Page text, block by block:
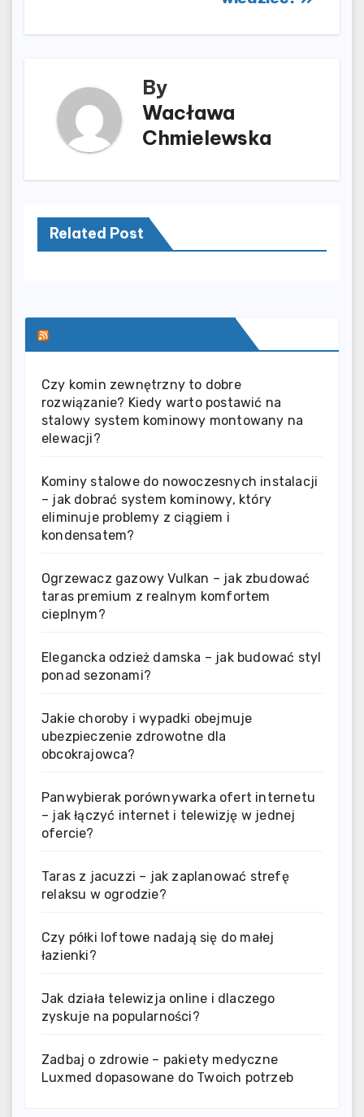
By
Wacława
Chmielewska
Related Post
Czy komin zewnętrzny to dobre
rozwiązanie? Kiedy warto postawić na
stalowy system kominowy montowany na
elewacji?
Kominy stalowe do nowoczesnych instalacji
– jak dobrać system kominowy, który
eliminuje problemy z ciągiem i
kondensatem?
Ogrzewacz gazowy Vulkan – jak zbudować
taras premium z realnym komfortem
cieplnym?
Elegancka odzież damska – jak budować styl
ponad sezonami?
Jakie choroby i wypadki obejmuje
ubezpieczenie zdrowotne dla
obcokrajowca?
Panwybierak porównywarka ofert internetu
– jak łączyć internet i telewizję w jednej
ofercie?
Taras z jacuzzi – jak zaplanować strefę
relaksu w ogrodzie?
Czy półki loftowe nadają się do małej
łazienki?
Jak działa telewizja online i dlaczego
zyskuje na popularności?
Zadbaj o zdrowie – pakiety medyczne
Luxmed dopasowane do Twoich potrzeb